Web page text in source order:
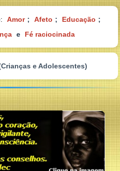
: Amor ; Afeto ; Educação ;
e Fé raciocinada
e Adolescentes)